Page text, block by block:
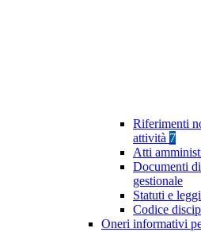
Riferimenti
attività 7
Atti
Documenti
gestionale
Statuti e
Codice
Oneri informativi